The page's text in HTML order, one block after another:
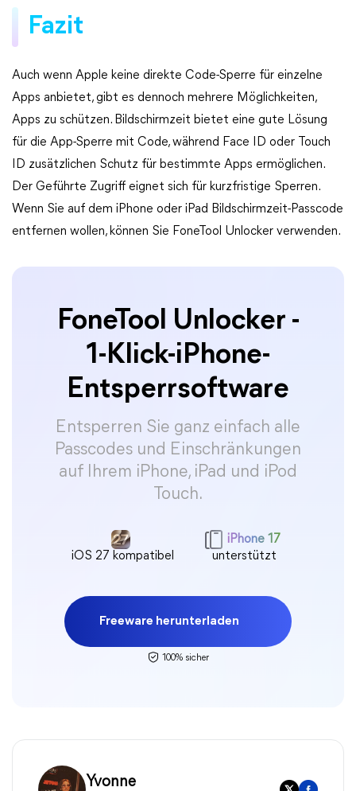
Fazit
Auch wenn Apple keine direkte Code-Sperre für einzelne
Apps anbietet, gibt es dennoch mehrere Möglichkeiten,
Apps zu schützen. Bildschirmzeit bietet eine gute Lösung
für die App-Sperre mit Code, während Face ID oder Touch
ID zusätzlichen Schutz für bestimmte Apps ermöglichen.
Der Geführte Zugriff eignet sich für kurzfristige Sperren.
Wenn Sie auf dem iPhone oder iPad Bildschirmzeit-Passcode
entfernen wollen, können Sie FoneTool Unlocker verwenden.
FoneTool Unlocker -
1-Klick-iPhone-
Entsperrsoftware
Entsperren Sie ganz einfach alle
Passcodes und Einschränkungen
auf Ihrem iPhone, iPad und iPod
Touch.
iOS 27 kompatibel
iPhone 17
unterstützt
Freeware herunterladen
100% sicher
Yvonne